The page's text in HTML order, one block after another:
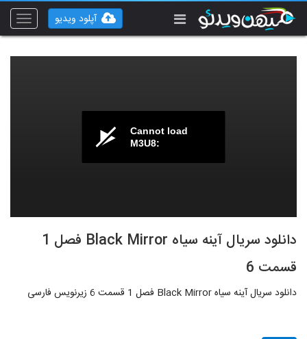
Toggle
آپلود ویدیو
Cannot load
M3U8:
دانلود سریال آینه سیاه Black Mirror فصل 1
قسمت 6
دانلود سریال آینه سیاه Black Mirror فصل 1 قسمت 6 زیرنویس فارسی